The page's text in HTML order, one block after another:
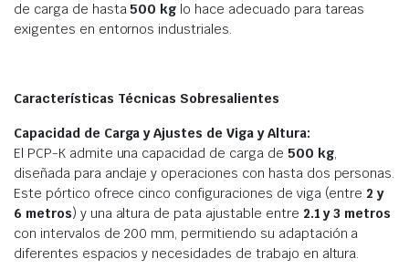
de carga de hasta 500 kg lo hace adecuado para tareas
exigentes en entornos industriales.
Características Técnicas Sobresalientes
Capacidad de Carga y Ajustes de Viga y Altura:
El PCP-K admite una capacidad de carga de 500 kg,
diseñada para anclaje y operaciones con hasta dos personas.
Este pórtico ofrece cinco configuraciones de viga (entre 2 y
6 metros) y una altura de pata ajustable entre 2.1 y 3 metros
con intervalos de 200 mm, permitiendo su adaptación a
diferentes espacios y necesidades de trabajo en altura.